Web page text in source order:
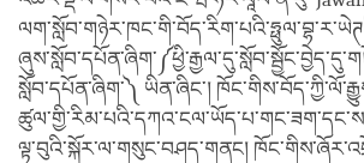
སློབ་དཔོན་ཞིག་༽ ཡིན་ཞིང་།
ལྟ་བུའི་སྐོར་ལ་གསུང་བཤད་གནང།